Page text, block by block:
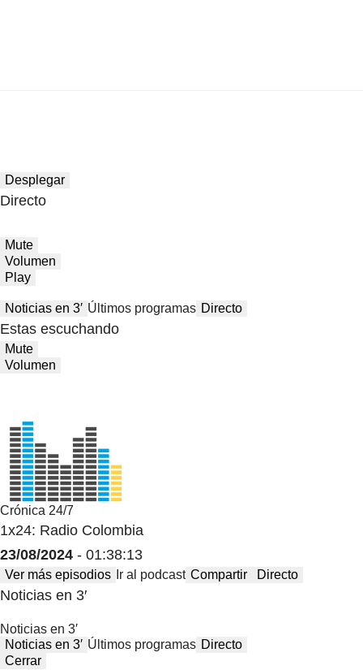
Desplegar
Directo
Mute
Volumen
Play
Noticias en 3′ Últimos programas Directo
Estas escuchando
Mute
Volumen
Crónica 24/7
1x24: Radio Colombia
23/08/2024 - 01:38:13
Ver más episodios Ir al podcast Compartir Directo
Noticias en 3′
Noticias en 3′
Noticias en 3′ Últimos programas Directo
Cerrar